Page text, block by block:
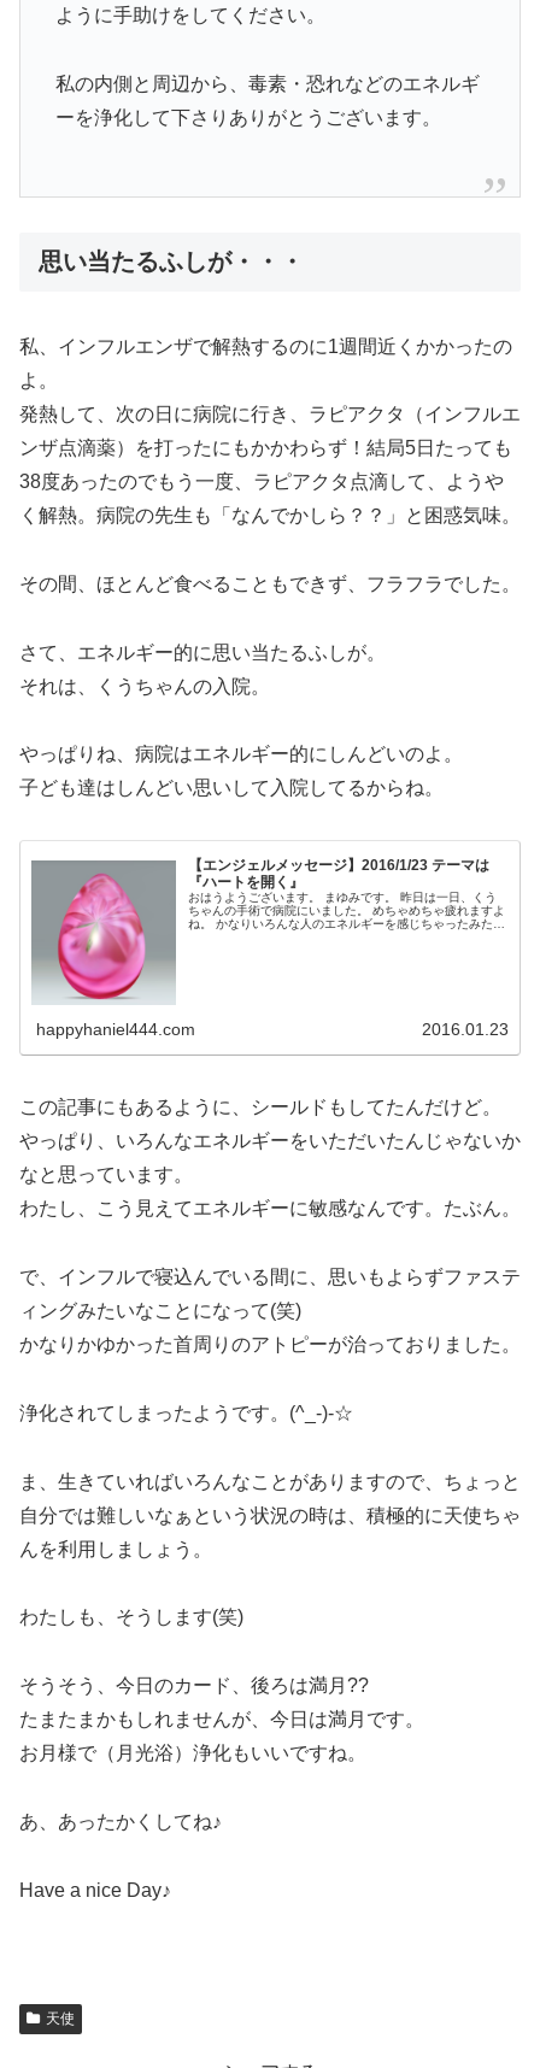
ように手助けをしてください。
私の内側と周辺から、毒素・恐れなどのエネルギ
ーを浄化して下さりありがとうございます。
思い当たるふしが・・・
私、インフルエンザで解熱するのに1週間近くかかったの
よ。
発熱して、次の日に病院に行き、ラピアクタ（インフルエ
ンザ点滴薬）を打ったにもかかわらず！結局5日たっても
38度あったのでもう一度、ラピアクタ点滴して、ようや
く解熱。病院の先生も「なんでかしら？？」と困惑気味。
その間、ほとんど食べることもできず、フラフラでした。
さて、エネルギー的に思い当たるふしが。
それは、くうちゃんの入院。
やっぱりね、病院はエネルギー的にしんどいのよ。
子ども達はしんどい思いして入院してるからね。
【エンジェルメッセージ】2016/1/23 テーマは
『ハートを開く』
おはうようございます。 まゆみです。 昨日は一日、くう
ちゃんの手術で病院にいました。 めちゃめちゃ疲れますよ
ね。 かなりいろんな人のエネルギーを感じちゃったみたい
happyhaniel444.com 2016.01.23
この記事にもあるように、シールドもしてたんだけど。
やっぱり、いろんなエネルギーをいただいたんじゃないか
なと思っています。
わたし、こう見えてエネルギーに敏感なんです。たぶん。
で、インフルで寝込んでいる間に、思いもよらずファステ
ィングみたいなことになって(笑)
かなりかゆかった首周りのアトピーが治っておりました。
浄化されてしまったようです。(^_-)-☆
ま、生きていればいろんなことがありますので、ちょっと
自分では難しいなぁという状況の時は、積極的に天使ちゃ
んを利用しましょう。
わたしも、そうします(笑)
そうそう、今日のカード、後ろは満月??
たまたまかもしれませんが、今日は満月です。
お月様で（月光浴）浄化もいいですね。
あ、あったかくしてね♪
Have a nice Day♪
天使